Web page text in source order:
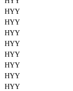
HYY
HYY
HYY
HYY
HYY
HYY
HYY
HYY